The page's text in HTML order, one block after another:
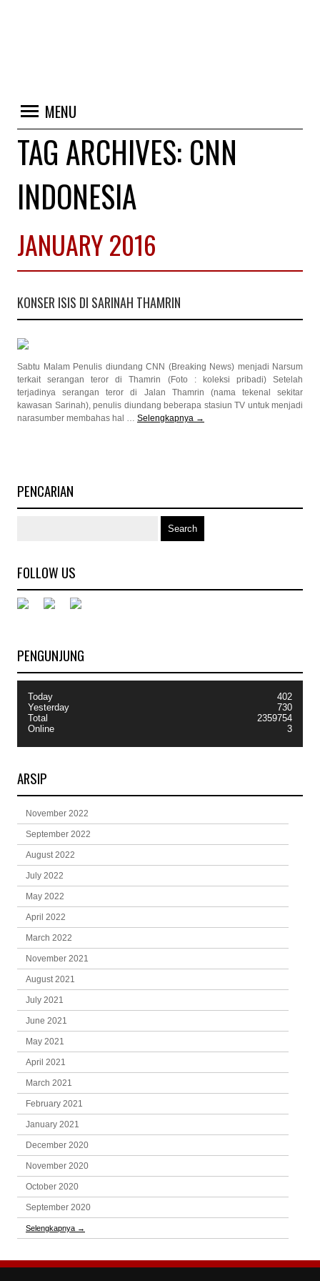
MENU
TAG ARCHIVES: CNN
INDONESIA
JANUARY 2016
KONSER ISIS DI SARINAH THAMRIN
Sabtu Malam Penulis diundang CNN (Breaking News) menjadi Narsum
terkait serangan teror di Thamrin (Foto : koleksi pribadi) Setelah
terjadinya serangan teror di Jalan Thamrin (nama tekenal sekitar
kawasan Sarinah), penulis diundang beberapa stasiun TV untuk menjadi
narasumber membahas hal … Selengkapnya →
PENCARIAN
FOLLOW US
PENGUNJUNG
Today
Yesterday
Total
Online
402
730
2359754
3
ARSIP
November 2022
September 2022
August 2022
July 2022
May 2022
April 2022
March 2022
November 2021
August 2021
July 2021
June 2021
May 2021
April 2021
March 2021
February 2021
January 2021
December 2020
November 2020
October 2020
September 2020
Selengkapnya →